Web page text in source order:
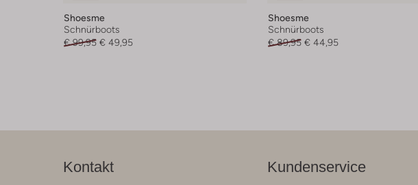
Shoesme
Schnürboots
€ 99,95 € 49,95
Shoesme
Schnürboots
€ 89,95 € 44,95
Kontakt Kundenservice